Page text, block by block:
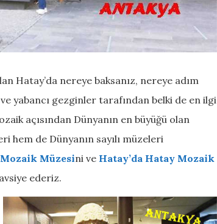
Hatay’da nereye baksanız, nereye adım
yabancı gezginler tarafından belki de en ilgi
açısından Dünyanın en büyüğü olan
hem de Dünyanın sayılı müzeleri
Müzesini ve Hatay’da Hatay Mozaik
ederiz.